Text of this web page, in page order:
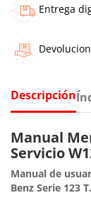
Entrega
Descripción
Manual
Servicio
Manual de
Benz Serie 123 T.